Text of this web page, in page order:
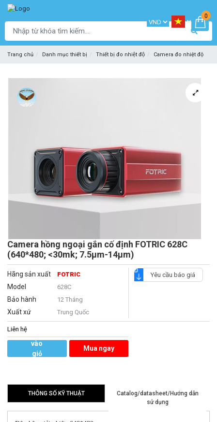
0
Trang chủ Danh mục thiết bị Thiết bị đo nhiệt độ Camera đo nhiệt độ
Camera hồng ngoại gắn cố định FOTRIC 628C
(640*480; <30mk; 7.5μm-14μm)
Hãng sản xuất FOTRIC
Model 628C
Bảo hành 12 Tháng
Xuất xứ Trung Quốc
Yêu cầu báo giá
Liên hệ
vào
giỏ
Mua ngay
THÔNG SỐ KỸ THUẬT
Catalog/datasheet/Hướng dẫn
sử dụng